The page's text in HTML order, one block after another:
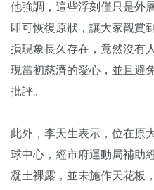
他強調，這些浮刻僅只是外
即可恢復原狀，讓大家觀賞
損現象長久存在，竟然沒有
現當初慈濟的愛心，並且避
批評。
此外，李天生表示，位在原
球中心，經市府運動局補助
凝土裸露，並未施作天花板